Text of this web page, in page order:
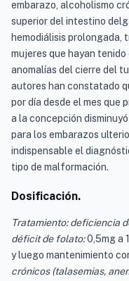
embarazo, alcoholismo
superior del intestino
hemodiálisis prolongada,
mujeres que hayan
anomalías del cierre del
autores han constatado
por día desde el mes que
a la concepción
para los embarazos
indispensable el
tipo de malformación.
Dosificación.
Tratamiento: deficiencia
déficit de folato:0,5mg a
y luego mantenimiento
crónicos (talasemias,